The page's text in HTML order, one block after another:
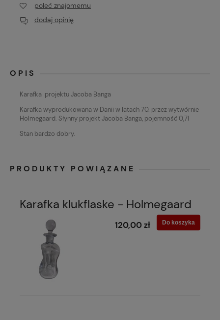
poleć znajomemu
dodaj opinię
OPIS
Karafka projektu Jacoba Banga
Karafka wyprodukowana w Danii w latach 70. przez wytwórnie
Holmegaard. Słynny projekt Jacoba Banga, pojemność 0,7l
Stan bardzo dobry.
PRODUKTY POWIĄZANE
Karafka klukflaske - Holmegaard
120,00 zł Do koszyka